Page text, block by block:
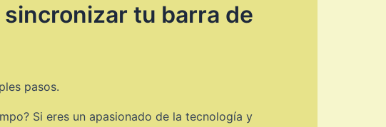
tu barra de
pasos.
Si eres un apasionado de la tecnología y